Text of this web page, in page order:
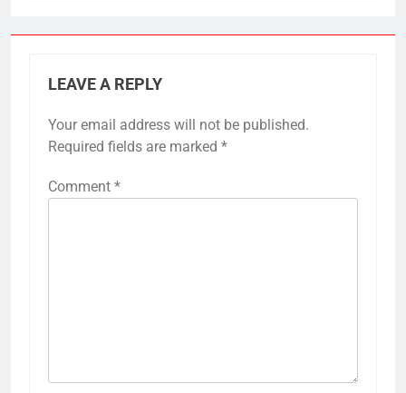
LEAVE A REPLY
Your email address will not be published.
Required fields are marked *
Comment *